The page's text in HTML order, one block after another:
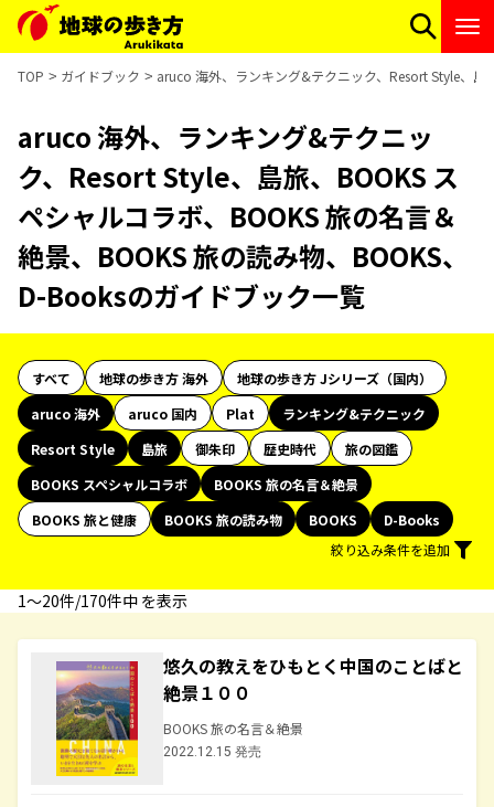
TOP ガイドブック aruco 海外、ランキング&テクニック、Resort Style、島
aruco 海外、ランキング&テクニッ
ク、Resort Style、島旅、BOOKS ス
ペシャルコラボ、BOOKS 旅の名言＆
絶景、BOOKS 旅の読み物、BOOKS、
D-Booksのガイドブック一覧
すべて 地球の歩き方 海外
地球の歩き方 Jシリーズ（国内）
aruco 海外
aruco 国内 Plat
ランキング&テクニック
Resort Style
島旅 御朱印 歴史時代
旅の図鑑
BOOKS スペシャルコラボ
BOOKS 旅の名言＆絶景
BOOKS 旅と健康
BOOKS 旅の読み物 BOOKS
D-Books
絞り込み条件を追加
1〜20件/170件中 を表示
悠久の教えをひもとく中国のことばと
絶景１００
BOOKS 旅の名言＆絶景
2022.12.15 発売